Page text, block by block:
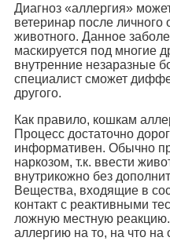
Диагноз «аллергия»
ветеринар после
животного. Данное
маскируется под многие
внутренние незаразные
специалист сможет
другого.
Как правило, кошкам
Процесс достаточно
информативен. Обычно
наркозом, т.к. ввести
внутрикожно без
Вещества, входящие в
контакт с реактивными
ложную местную реакцию.
аллергию на то, на что на